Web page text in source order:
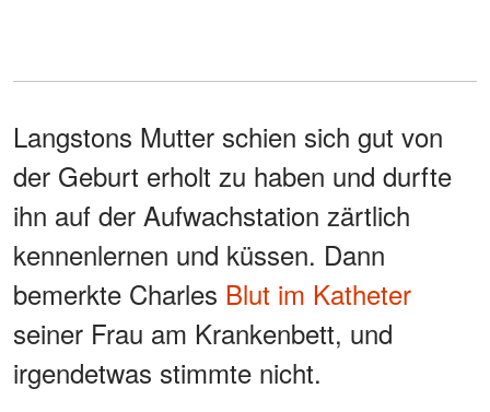
Langstons Mutter schien sich gut von
der Geburt erholt zu haben und durfte
ihn auf der Aufwachstation zärtlich
kennenlernen und küssen. Dann
bemerkte Charles Blut im Katheter
seiner Frau am Krankenbett, und
irgendetwas stimmte nicht.